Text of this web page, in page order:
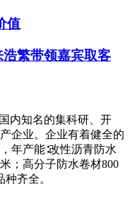
值
繁带领嘉宾取客
内知名的集科研、开
企业。企业有着健全的
年产能∶改性沥青防水
；高分子防水卷材800
齐全。